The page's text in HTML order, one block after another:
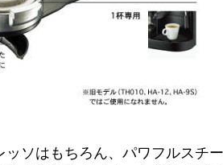
ソはもちろん、パワフルスチ